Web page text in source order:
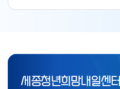
세종청년희망내일센터